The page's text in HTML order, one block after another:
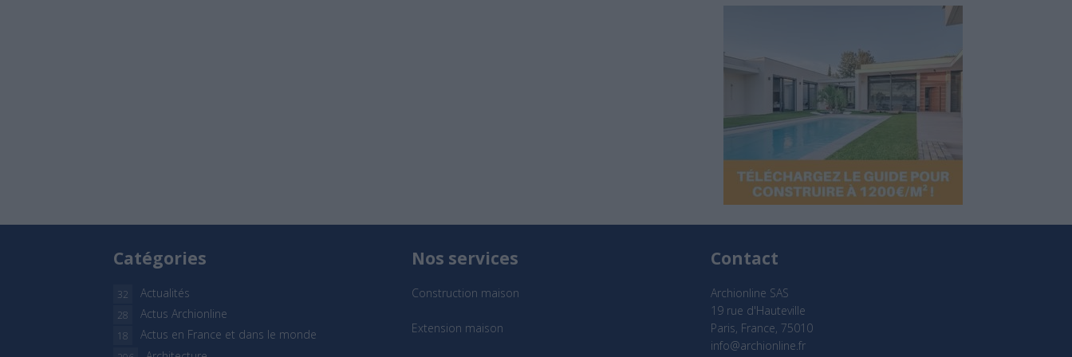
Catégories
Actualités
32
Actus Archionline
28
Actus en France et dans le monde
18
Nos services
Construction maison
Extension maison
Contact
Archionline SAS
19 rue d'Hauteville
Paris, France, 75010
info@archionline.fr